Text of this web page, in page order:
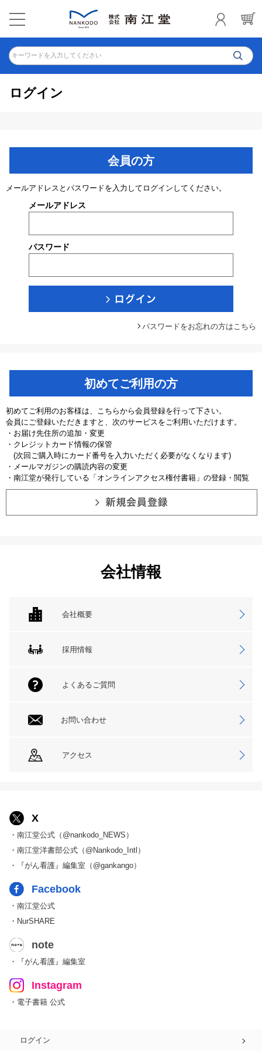
キーワードを入力してください
ログイン
会員の方
メールアドレスとパスワードを入力してログインしてください。
メールアドレス
パスワード
パスワードをお忘れの方はこちら
初めてご利用の方
初めてご利用のお客様は、こちらから会員登録を行って下さい。
会員にご登録いただきますと、次のサービスをご利用いただけます。
・お届け先住所の追加・変更
・クレジットカード情報の保管
(次回ご購入時にカード番号を入力いただく必要がなくなります)
・メールマガジンの購読内容の変更
・南江堂が発行している「オンラインアクセス権付書籍」の登録・閲覧
会社情報
会社概要
採用情報
よくあるご質問
お問い合わせ
アクセス
X
・南江堂公式（@nankodo_NEWS）
・南江堂洋書部公式（@Nankodo_Intl）
・『がん看護』編集室（@gankango）
Facebook
・南江堂公式
・NurSHARE
note
・『がん看護』編集室
Instagram
・電子書籍 公式
ログイン